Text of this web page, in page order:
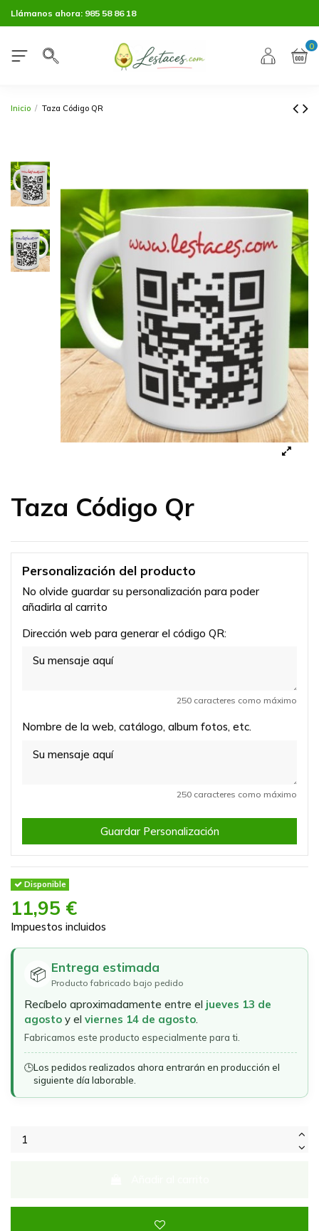
Llámanos ahora: 985 58 86 18
0
Inicio Taza Código QR
Taza Código Qr
Personalización del producto
No olvide guardar su personalización para poder
añadirla al carrito
Dirección web para generar el código QR:
250 caracteres como máximo
Nombre de la web, catálogo, album fotos, etc.
250 caracteres como máximo
Guardar Personalización
Disponible
11,95 €
Impuestos incluidos
📦 Entrega estimada
Producto fabricado bajo pedido
Recíbelo aproximadamente entre el jueves 13 de
agosto y el viernes 14 de agosto.
Fabricamos este producto especialmente para ti.
🕒Los pedidos realizados ahora entrarán en producción el
siguiente día laborable.